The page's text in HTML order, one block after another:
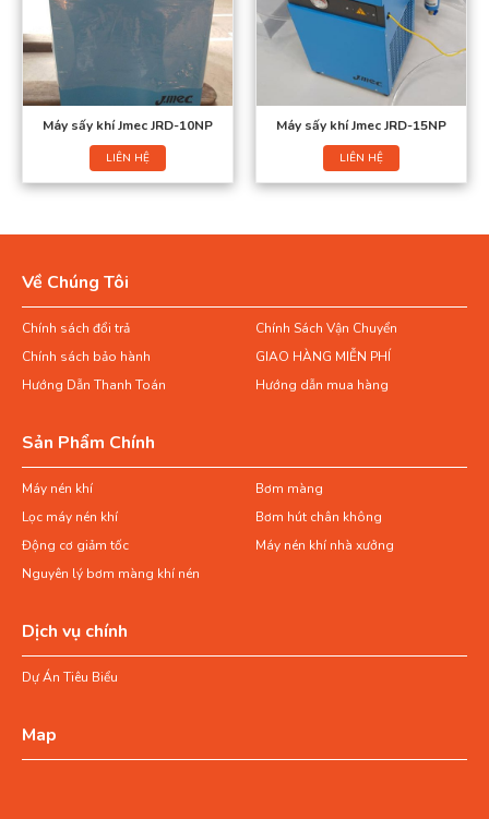
Máy sấy khí Jmec JRD-10NP
LIÊN HỆ
Máy sấy khí Jmec JRD-15NP
LIÊN HỆ
Về Chúng Tôi
Chính sách đổi trả
Chính Sách Vận Chuyển
Chính sách bảo hành
GIAO HÀNG MIỄN PHÍ
Hướng Dẫn Thanh Toán
Hướng dẫn mua hàng
Sản Phẩm Chính
Máy nén khí
Bơm màng
Lọc máy nén khí
Bơm hút chân không
Động cơ giảm tốc
Máy nén khí nhà xưởng
Nguyên lý bơm màng khí nén
Dịch vụ chính
Dự Án Tiêu Biểu
Map